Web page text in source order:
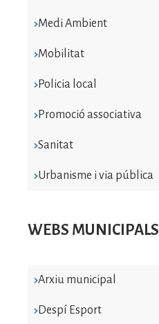
Medi Ambient
Mobilitat
Policia local
Promoció associativa
Sanitat
Urbanisme i via pública
WEBS MUNICIPALS
Arxiu municipal
Despí Esport